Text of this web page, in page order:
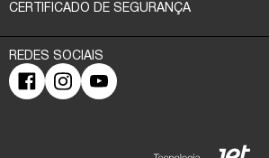
CERTIFICADO DE SEGURANÇA